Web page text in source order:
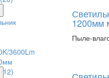
1200мм
Пыле-